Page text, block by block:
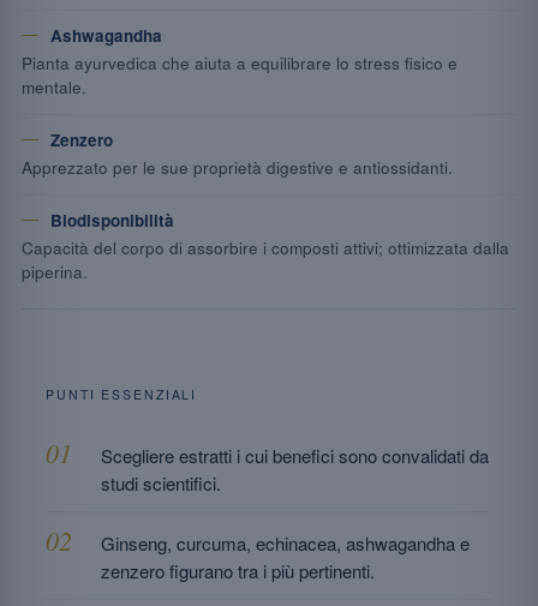
Ashwagandha
Pianta ayurvedica che aiuta a equilibrare lo stress fisico e
mentale.
Zenzero
Apprezzato per le sue proprietà digestive e antiossidanti.
Biodisponibilità
Capacità del corpo di assorbire i composti attivi; ottimizzata dalla
piperina.
PUNTI ESSENZIALI
Scegliere estratti i cui benefici sono convalidati da
studi scientifici.
Ginseng, curcuma, echinacea, ashwagandha e
zenzero figurano tra i più pertinenti.